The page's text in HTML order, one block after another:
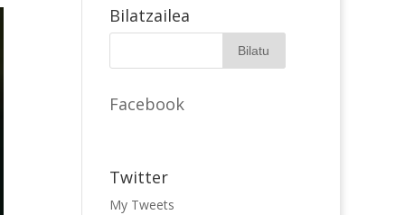
Bilatzailea
Facebook
Twitter
My Tweets